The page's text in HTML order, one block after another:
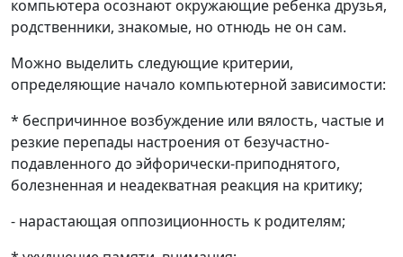
компьютера осознают окружающие ребенка друзья,
родственники, знакомые, но отнюдь не он сам.
Можно выделить следующие критерии,
определяющие начало компьютерной зависимости:
* беспричинное возбуждение или вялость, частые и
резкие перепады настроения от безучастно-
подавленного до эйфорически-приподнятого,
болезненная и неадекватная реакция на критику;
- нарастающая оппозиционность к родителям;